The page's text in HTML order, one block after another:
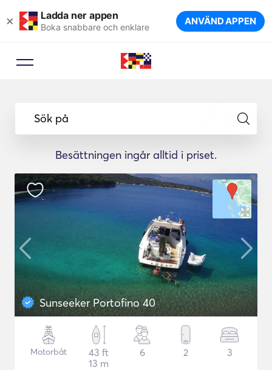
× Ladda ner appen
Boka snabbare och enklare ANVÄND APPEN
Sök på
Besättningen ingår alltid i priset.
Sunseeker Portofino 40
Motorbåt
43 ft
13 m
6 2 3